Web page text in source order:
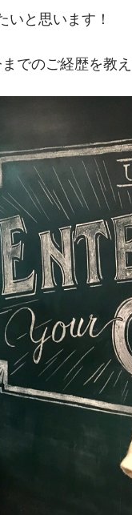
いと思います！
でのご経歴を教